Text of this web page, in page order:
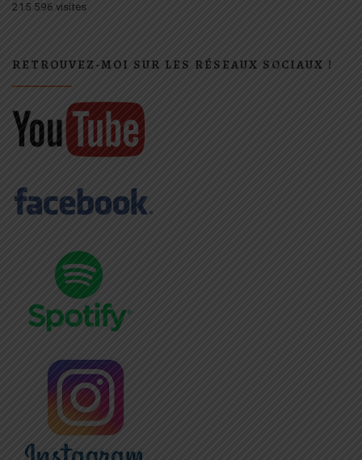
215 596 visites
RETROUVEZ-MOI SUR LES RÉSEAUX SOCIAUX !